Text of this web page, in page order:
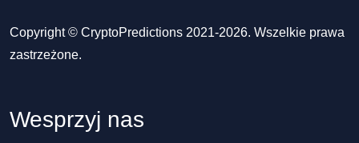
Copyright © CryptoPredictions 2021-2026. Wszelkie prawa
zastrzeżone.
Wesprzyj nas